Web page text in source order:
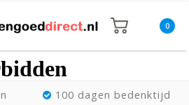
0
100 dagen bedenktijd